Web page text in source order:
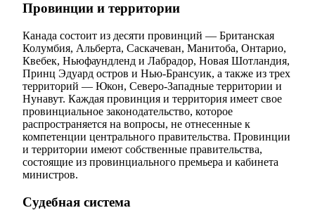
Провинции и территории
Канада состоит из десяти провинций — Британская
Колумбия, Альберта, Саскачеван, Манитоба, Онтарио,
Квебек, Ньюфаундленд и Лабрадор, Новая Шотландия,
Принц Эдуард остров и Нью-Брансуик, а также из трех
территорий — Юкон, Северо-Западные территории и
Нунавут. Каждая провинция и территория имеет свое
провинциальное законодательство, которое
распространяется на вопросы, не отнесенные к
компетенции центрального правительства. Провинции
и территории имеют собственные правительства,
состоящие из провинциального премьера и кабинета
министров.
Судебная система